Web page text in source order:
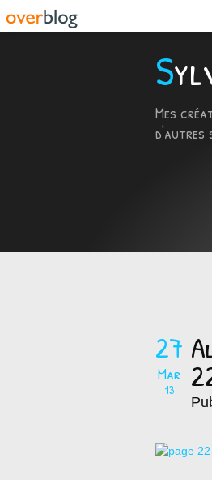
Mes
d'autres
27
Mar
13